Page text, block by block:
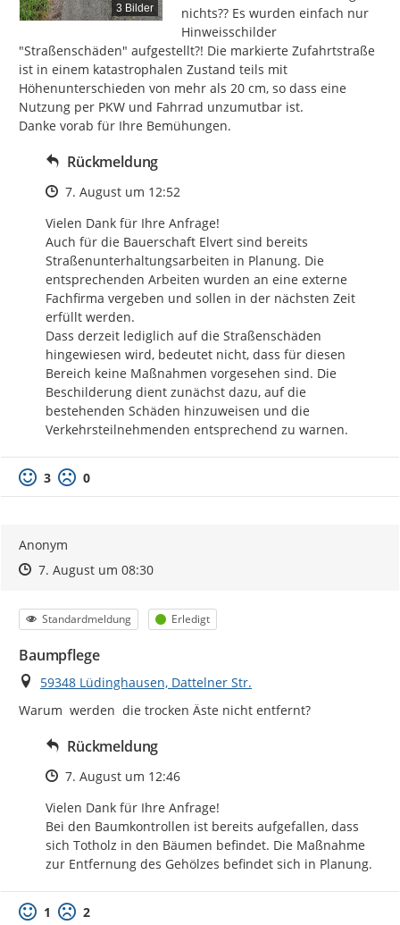
3 Bilder
nichts?? Es wurden einfach nur
Hinweisschilder
"Straßenschäden" aufgestellt?! Die markierte Zufahrtstraße
ist in einem katastrophalen Zustand teils mit
Höhenunterschieden von mehr als 20 cm, so dass eine
Nutzung per PKW und Fahrrad unzumutbar ist.
Danke vorab für Ihre Bemühungen.
Rückmeldung
Zeitpunkt des Erstellens
7. August um 12:52
Vielen Dank für Ihre Anfrage!
Auch für die Bauerschaft Elvert sind bereits
Straßenunterhaltungsarbeiten in Planung. Die
entsprechenden Arbeiten wurden an eine externe
Fachfirma vergeben und sollen in der nächsten Zeit
erfüllt werden.
Dass derzeit lediglich auf die Straßenschäden
hingewiesen wird, bedeutet nicht, dass für diesen
Bereich keine Maßnahmen vorgesehen sind. Die
Beschilderung dient zunächst dazu, auf die
bestehenden Schäden hinzuweisen und die
Verkehrsteilnehmenden entsprechend zu warnen.
3 0
Anonym
Zeitpunkt des Erstellens
Zeitpunkt des Erstellens
7. August um 08:30Zur Äußerung
Kategorie
Standardmeldung Status
Erledigt
Baumpflege
Ort
59348 Lüdinghausen, Dattelner Str.
Warum  werden  die trocken Äste nicht entfernt?
Rückmeldung
Zeitpunkt des Erstellens
7. August um 12:46
Vielen Dank für Ihre Anfrage!
Bei den Baumkontrollen ist bereits aufgefallen, dass
sich Totholz in den Bäumen befindet. Die Maßnahme
zur Entfernung des Gehölzes befindet sich in Planung.
1 2